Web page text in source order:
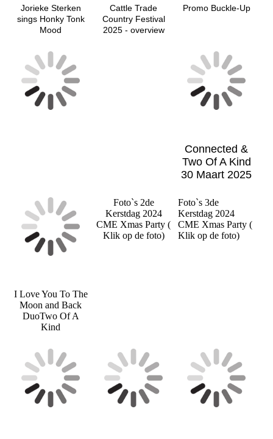
Jorieke Sterken
sings Honky Tonk
Mood
Cattle Trade
Country Festival
2025 - overview
Promo Buckle-Up
Connected &
Two Of A Kind
30 Maart 2025
I Love You To The
Moon and Back
DuoTwo Of A
Kind
Foto`s 2de
Kerstdag 2024
CME Xmas Party (
Klik op de foto)
Foto`s 3de
Kerstdag 2024
CME Xmas Party (
Klik op de foto)